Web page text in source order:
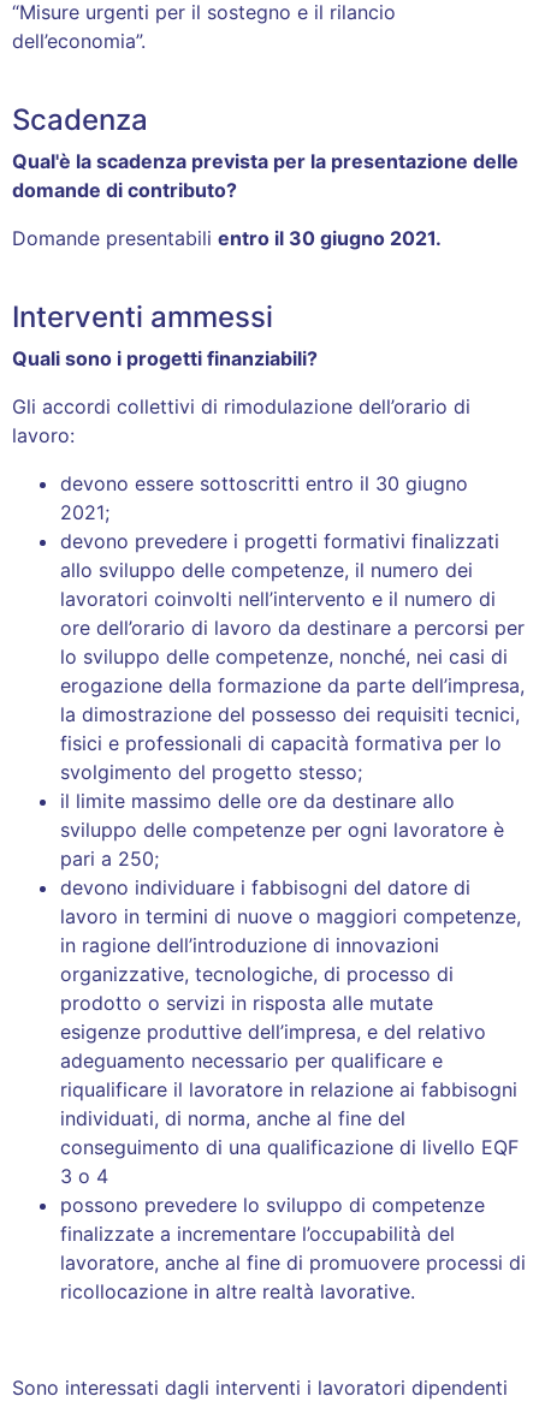
“Misure urgenti per il sostegno e il rilancio
dell’economia”.
Scadenza
Qual'è la scadenza prevista per la presentazione delle
domande di contributo?
Domande presentabili entro il 30 giugno 2021.
Interventi ammessi
Quali sono i progetti finanziabili?
Gli accordi collettivi di rimodulazione dell’orario di
lavoro:
devono essere sottoscritti entro il 30 giugno
2021;
devono prevedere i progetti formativi finalizzati
allo sviluppo delle competenze, il numero dei
lavoratori coinvolti nell’intervento e il numero di
ore dell’orario di lavoro da destinare a percorsi per
lo sviluppo delle competenze, nonché, nei casi di
erogazione della formazione da parte dell’impresa,
la dimostrazione del possesso dei requisiti tecnici,
fisici e professionali di capacità formativa per lo
svolgimento del progetto stesso;
il limite massimo delle ore da destinare allo
sviluppo delle competenze per ogni lavoratore è
pari a 250;
devono individuare i fabbisogni del datore di
lavoro in termini di nuove o maggiori competenze,
in ragione dell’introduzione di innovazioni
organizzative, tecnologiche, di processo di
prodotto o servizi in risposta alle mutate
esigenze produttive dell’impresa, e del relativo
adeguamento necessario per qualificare e
riqualificare il lavoratore in relazione ai fabbisogni
individuati, di norma, anche al fine del
conseguimento di una qualificazione di livello EQF
3 o 4
possono prevedere lo sviluppo di competenze
finalizzate a incrementare l’occupabilità del
lavoratore, anche al fine di promuovere processi di
ricollocazione in altre realtà lavorative.
Sono interessati dagli interventi i lavoratori dipendenti